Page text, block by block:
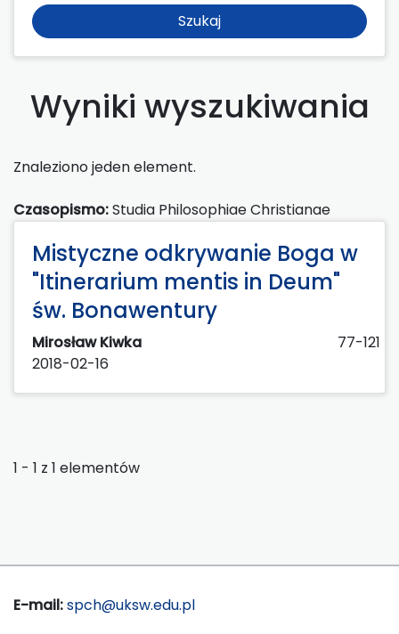
Szukaj
Wyniki wyszukiwania
Znaleziono jeden element.
Czasopismo:Studia Philosophiae Christianae
Mistyczne odkrywanie Boga w
"Itinerarium mentis in Deum"
św. Bonawentury
Mirosław Kiwka
77-121
2018-02-16
1 - 1 z 1 elementów
E-mail:spch@uksw.edu.pl